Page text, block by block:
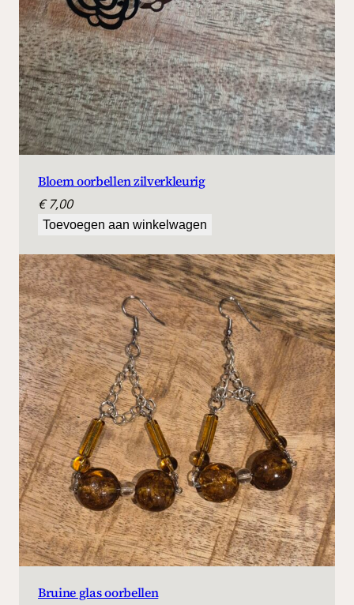
Bloem oorbellen zilverkleurig
€7,00
Toevoegen aan winkelwagen
Bruine glas oorbellen